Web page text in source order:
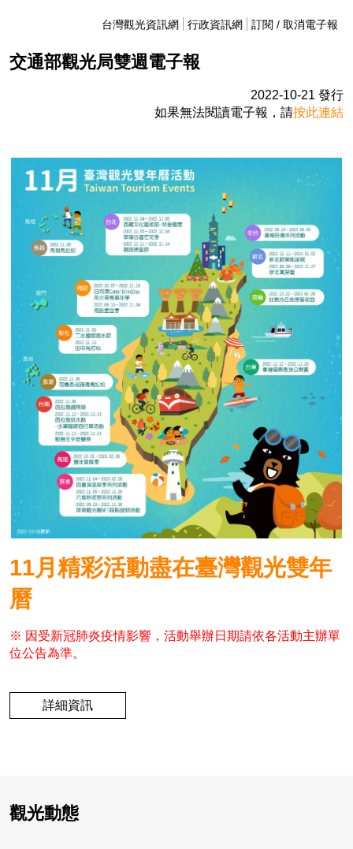
台灣觀光資訊網 行政資訊網 訂閱 / 取消電子報
交通部觀光局雙週電子報
2022-10-21 發行
如果無法閱讀電子報，請按此連結
11月精彩活動盡在臺灣觀光雙年
曆
※ 因受新冠肺炎疫情影響，活動舉辦日期請依各活動主辦單
位公告為準。
詳細資訊
觀光動態